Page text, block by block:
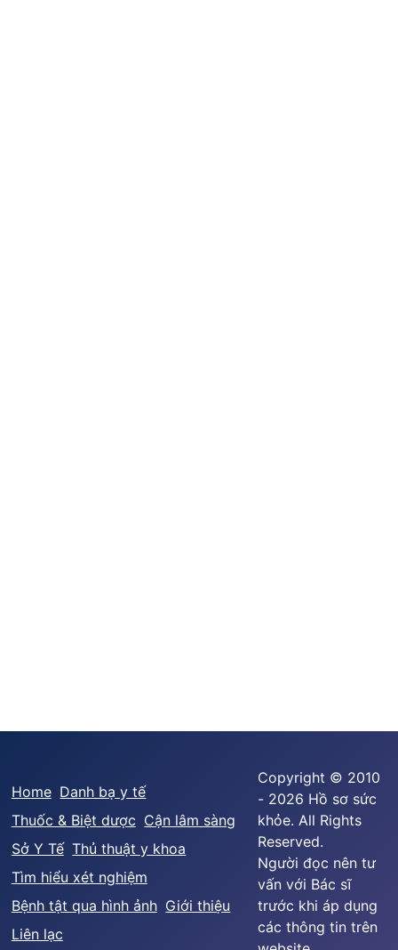
Home Danh bạ y tế
Thuốc & Biệt dược Cận lâm sàng
Sở Y Tế Thủ thuật y khoa
Tìm hiểu xét nghiệm
Bệnh tật qua hình ảnh Giới thiệu
Liên lạc
Copyright © 2010
- 2026 Hồ sơ sức
khỏe. All Rights
Reserved.
Người đọc nên tư
vấn với Bác sĩ
trước khi áp dụng
các thông tin trên